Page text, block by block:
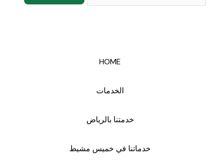
HOME
الخدمات
خدمتنا بالرياض
خدماتنا في خميس مشيط